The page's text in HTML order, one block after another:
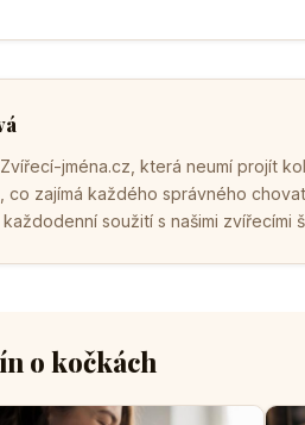
jména.cz, která neumí projít
co zajímá každého správného
soužití s našimi zvířecími
o kočkách